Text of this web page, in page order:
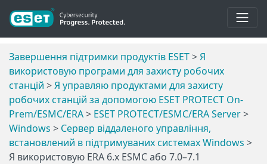
Завершення підтримки продуктів ESET>Я
використовую програми для захисту робочих
станцій >Я управляю продуктами для захисту
робочих станцій за допомогою ESET PROTECT On-
Prem/ESMC/ERA> ESET PROTECT/ESMC/ERA Server>
Windows > Сервер віддаленого управління,
встановлений в підтримуваних системах Windows >
Я використовую ERA 6.x ESMC або 7.0–7.1